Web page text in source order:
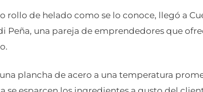
rollo de helado como se lo conoce, llegó a
Peña, una pareja de emprendedores que
plancha de acero a una temperatura